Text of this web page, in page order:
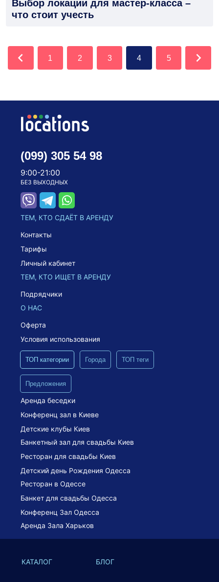
Выбор локации для мастер-класса –
что стоит учесть
1 2 3 4 5
(099) 305 54 98
9:00-21:00
БЕЗ ВЫХОДНЫХ
ТЕМ, КТО СДАЁТ В АРЕНДУ
Контакты
Тарифы
Личный кабинет
ТЕМ, КТО ИЩЕТ В АРЕНДУ
Подрядчики
О НАС
Оферта
Условия использования
ТОП категории Города ТОП теги
Предложения
Аренда беседки
Конференц зал в Киеве
Детские клубы Киев
Банкетный зал для свадьбы Киев
Ресторан для свадьбы Киев
Детский день Рождения Одесса
Ресторан в Одессе
Банкет для свадьбы Одесса
Конференц Зал Одесса
Аренда Зала Харьков
КАТАЛОГ БЛОГ